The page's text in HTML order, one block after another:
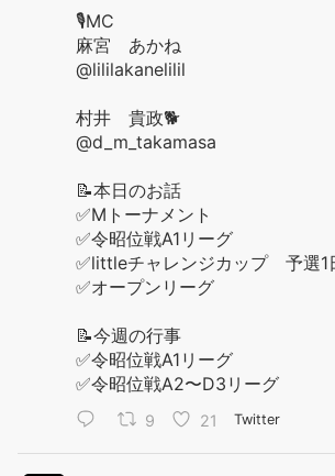
🎙️MC
麻宮 あかね
@lililakanelilil
村井 貴政🐕
@d_m_takamasa
📝本日のお話
✅Mトーナメント
✅令昭位戦A1リーグ
✅littleチャレンジカップ 予選1
✅オープンリーグ
📝今週の行事
✅令昭位戦A1リーグ
✅令昭位戦A2〜D3リーグ
9 21 Twitter